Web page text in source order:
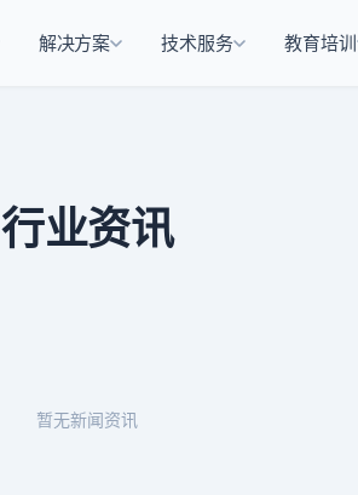
解决方案 技术服务 教育培训
行业资讯
暂无新闻资讯